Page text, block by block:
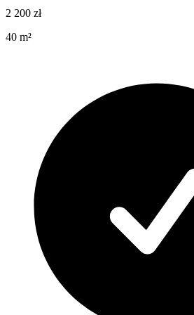
2 200 zł
40 m²